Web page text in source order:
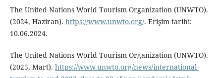
The United Nations World Tourism Organization (UNWTO).
(2024, Haziran). https://www.unwto.org/. Erişim tarihi:
10.06.2024.
The United Nations World Tourism Organization (UNWTO).
(2025, Mart). https://www.unwto.org/news/international-